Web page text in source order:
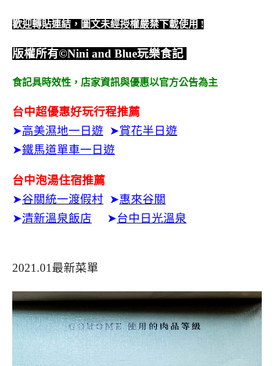
歡迎轉貼連結，圖文未經授權嚴禁下載使用 !
版權所有©Nini and Blue玩樂食記
食記具時效性， 店家資訊與優惠以官方公告為主
台中超優惠好玩行程推薦
➤高美濕地一日遊 ➤賞花半日遊
➤鐵馬道單車一日遊
台中泡湯住宿推薦
➤谷關統一渡假村 ➤惠來谷關
➤清新溫泉飯店 ➤台中日光溫泉
2021.01最新菜單